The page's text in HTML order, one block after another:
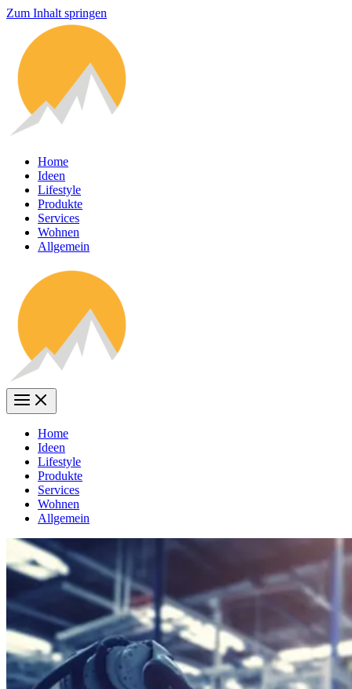
Zum Inhalt springen
Home
Ideen
Lifestyle
Produkte
Services
Wohnen
Allgemein
Home
Ideen
Lifestyle
Produkte
Services
Wohnen
Allgemein